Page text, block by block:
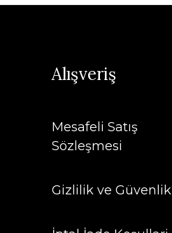
Alışveriş
Mesafeli Satış
Sözleşmesi
Gizlilik ve Güvenlik